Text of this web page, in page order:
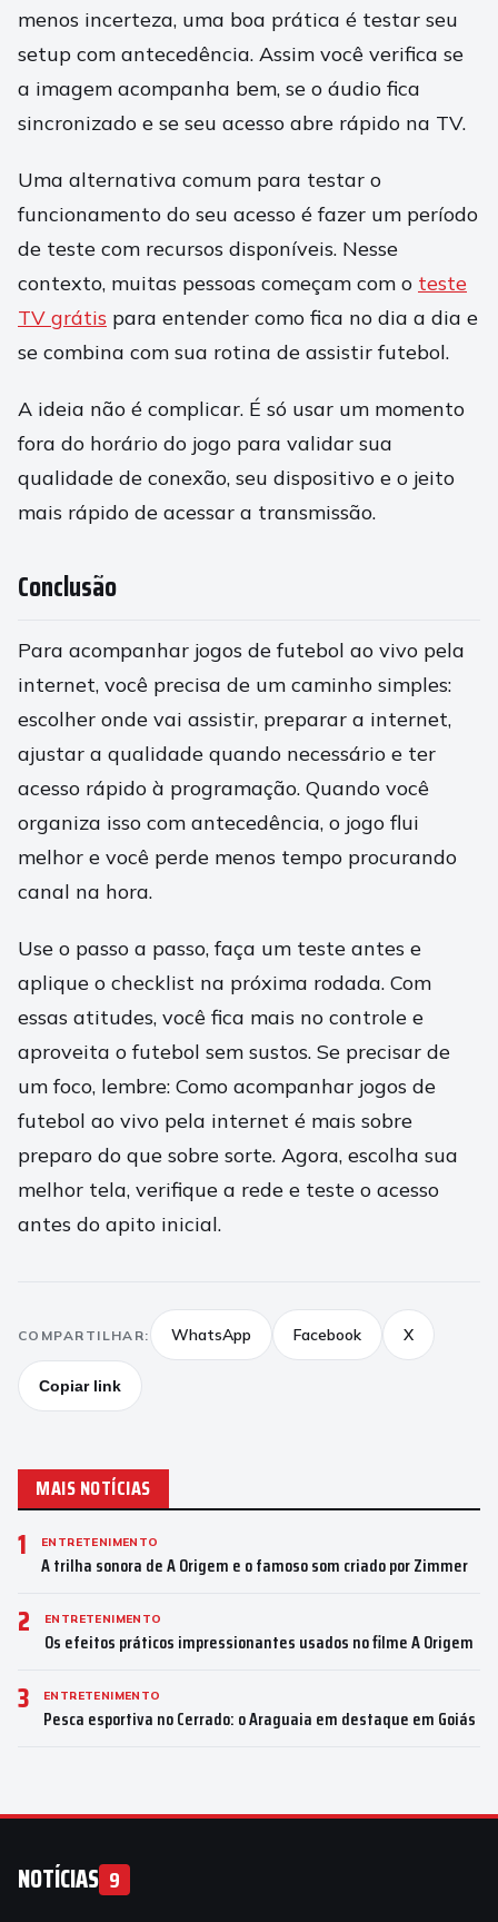
menos incerteza, uma boa prática é testar seu
setup com antecedência. Assim você verifica se
a imagem acompanha bem, se o áudio fica
sincronizado e se seu acesso abre rápido na TV.
Uma alternativa comum para testar o
funcionamento do seu acesso é fazer um período
de teste com recursos disponíveis. Nesse
contexto, muitas pessoas começam com o teste
TV grátis para entender como fica no dia a dia e
se combina com sua rotina de assistir futebol.
A ideia não é complicar. É só usar um momento
fora do horário do jogo para validar sua
qualidade de conexão, seu dispositivo e o jeito
mais rápido de acessar a transmissão.
Conclusão
Para acompanhar jogos de futebol ao vivo pela
internet, você precisa de um caminho simples:
escolher onde vai assistir, preparar a internet,
ajustar a qualidade quando necessário e ter
acesso rápido à programação. Quando você
organiza isso com antecedência, o jogo flui
melhor e você perde menos tempo procurando
canal na hora.
Use o passo a passo, faça um teste antes e
aplique o checklist na próxima rodada. Com
essas atitudes, você fica mais no controle e
aproveita o futebol sem sustos. Se precisar de
um foco, lembre: Como acompanhar jogos de
futebol ao vivo pela internet é mais sobre
preparo do que sobre sorte. Agora, escolha sua
melhor tela, verifique a rede e teste o acesso
antes do apito inicial.
COMPARTILHAR: WhatsApp Facebook X
Copiar link
MAIS NOTÍCIAS
1 ENTRETENIMENTO
A trilha sonora de A Origem e o famoso som criado por Zimmer
2 ENTRETENIMENTO
Os efeitos práticos impressionantes usados no filme A Origem
3 ENTRETENIMENTO
Pesca esportiva no Cerrado: o Araguaia em destaque em Goiás
NOTÍCIAS 9